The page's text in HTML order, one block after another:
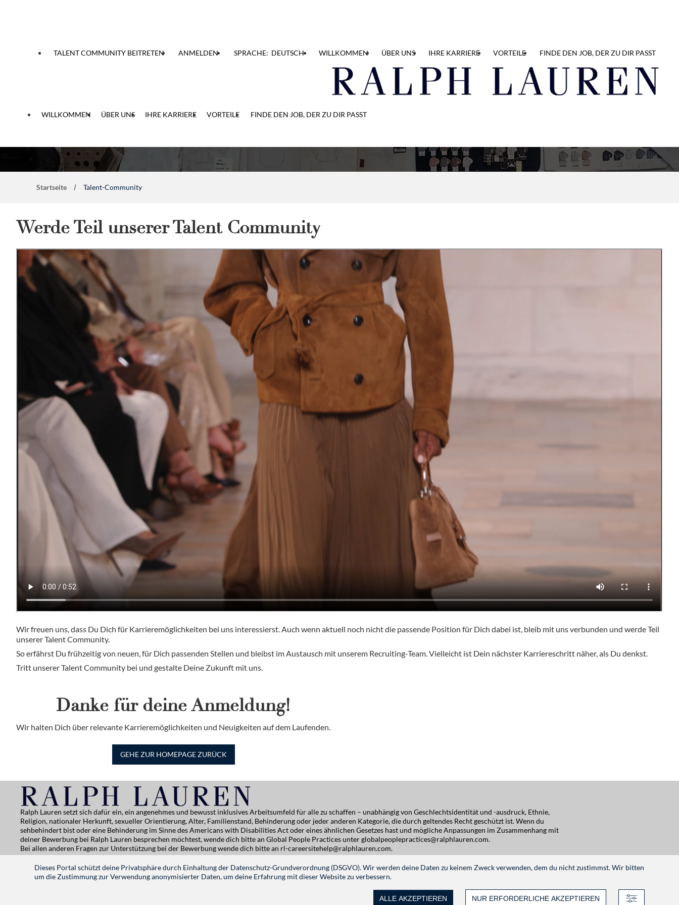
Dieses Portal schützt deine Privatsphäre durch Einhaltung der Datenschutz-Grundverordnung (DSGVO). Wir werden deine Daten zu keinem Zweck verwenden, dem du nicht zustimmst. Wir bitten
um die Zustimmung zur Verwendung anonymisierter Daten, um deine Erfahrung mit dieser Website zu verbessern.
ALLE AKZEPTIEREN NUR ERFORDERLICHE AKZEPTIEREN
WILLKOMMEN ÜBER UNS IHRE KARRIERE VORTEILE FINDE DEN JOB, DER ZU DIR PASST
TALENT COMMUNITY BEITRETEN ANMELDEN SPRACHE: DEUTSCH WILLKOMMEN ÜBER UNS IHRE KARRIERE VORTEILE FINDE DEN JOB, DER ZU DIR PASST
Werde Teil unserer Talent Community
Startseite Talent-Community
Werde Teil unserer Talent Community
Wir freuen uns, dass Du Dich für Karrieremöglichkeiten bei uns interessierst. Auch wenn aktuell noch nicht die passende Position für Dich dabei ist, bleib mit uns verbunden und werde Teil
unserer Talent Community.
So erfährst Du frühzeitig von neuen, für Dich passenden Stellen und bleibst im Austausch mit unserem Recruiting‑Team. Vielleicht ist Dein nächster Karriereschritt näher, als Du denkst.
Tritt unserer Talent Community bei und gestalte Deine Zukunft mit uns.
Danke für deine Anmeldung!
Wir halten Dich über relevante Karrieremöglichkeiten und Neuigkeiten auf dem Laufenden.
GEHE ZUR HOMEPAGE ZURÜCK
Ralph Lauren setzt sich dafür ein, ein angenehmes und bewusst inklusives Arbeitsumfeld für alle zu schaffen – unabhängig von Geschlechtsidentität und -ausdruck, Ethnie,
Religion, nationaler Herkunft, sexueller Orientierung, Alter, Familienstand, Behinderung oder jeder anderen Kategorie, die durch geltendes Recht geschützt ist. Wenn du
sehbehindert bist oder eine Behinderung im Sinne des Americans with Disabilities Act oder eines ähnlichen Gesetzes hast und mögliche Anpassungen im Zusammenhang mit
deiner Bewerbung bei Ralph Lauren besprechen möchtest, wende dich bitte an Global People Practices unterglobalpeoplepractices@ralphlauren.com.
Bei allen anderen Fragen zur Unterstützung bei der Bewerbung wende dich bitte an rl-careersitehelp@ralphlauren.com.
RALPHLAUREN.COM
FOLGE UNS